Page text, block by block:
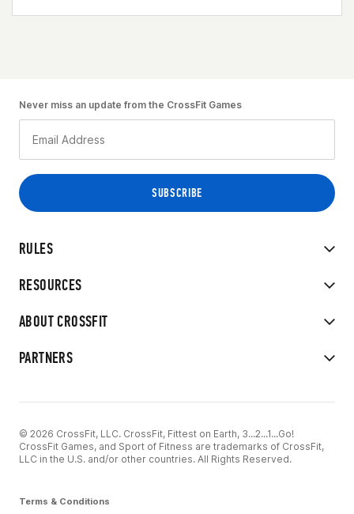
RULES
RESOURCES
ABOUT CROSSFIT
PARTNERS
Never miss an update from the CrossFit Games
© 2026 CrossFit, LLC. CrossFit, Fittest on Earth, 3...2...1...Go!
CrossFit Games, and Sport of Fitness are trademarks of CrossFit,
LLC in the U.S. and/or other countries. All Rights Reserved.
Terms & Conditions